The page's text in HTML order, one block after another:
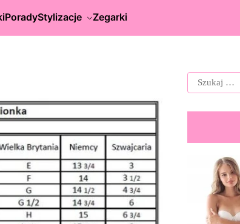
PoradyStylizacje Zegarki